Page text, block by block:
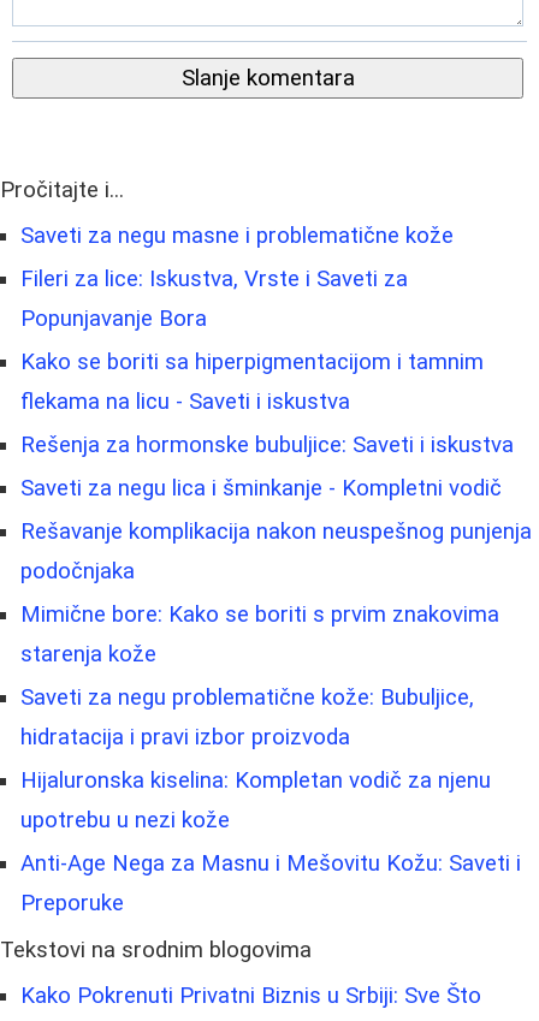
Slanje komentara
Pročitajte i...
Saveti za negu masne i problematične kože
Fileri za lice: Iskustva, Vrste i Saveti za
Popunjavanje Bora
Kako se boriti sa hiperpigmentacijom i tamnim
flekama na licu - Saveti i iskustva
Rešenja za hormonske bubuljice: Saveti i iskustva
Saveti za negu lica i šminkanje - Kompletni vodič
Rešavanje komplikacija nakon neuspešnog punjenja
podočnjaka
Mimične bore: Kako se boriti s prvim znakovima
starenja kože
Saveti za negu problematične kože: Bubuljice,
hidratacija i pravi izbor proizvoda
Hijaluronska kiselina: Kompletan vodič za njenu
upotrebu u nezi kože
Anti-Age Nega za Masnu i Mešovitu Kožu: Saveti i
Preporuke
Tekstovi na srodnim blogovima
Kako Pokrenuti Privatni Biznis u Srbiji: Sve Što